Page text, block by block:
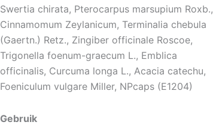
Swertia chirata, Pterocarpus marsupium Roxb.,
Cinnamomum Zeylanicum, Terminalia chebula
(Gaertn.) Retz., Zingiber officinale Roscoe,
Trigonella foenum-graecum L., Emblica
officinalis, Curcuma longa L., Acacia catechu,
Foeniculum vulgare Miller, NPcaps (E1204)
Gebruik